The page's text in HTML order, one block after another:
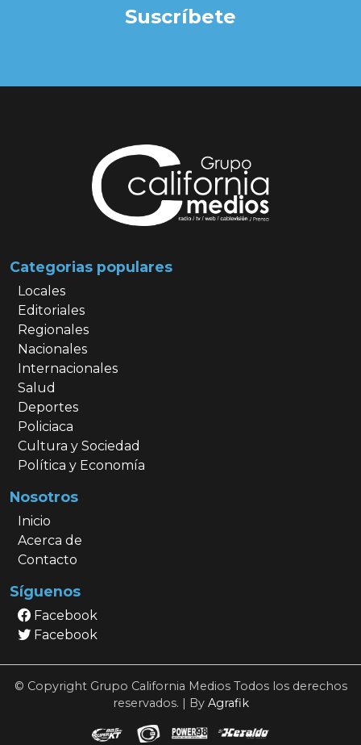
Suscríbete
Categorias populares
Locales
Editoriales
Regionales
Nacionales
Internacionales
Salud
Deportes
Policiaca
Cultura y Sociedad
Política y Economía
Nosotros
Inicio
Acerca de
Contacto
Síguenos
Facebook
Facebook
© Copyright Grupo California Medios Todos los derechos
reservados. | By Agrafik